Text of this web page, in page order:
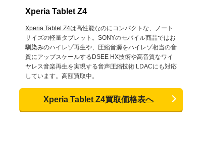
Xperia Tablet Z4
Xperia Tablet Z4は高性能なのにコンパクトな、ノート
サイズの軽量タブレット。SONYのモバイル商品ではお
馴染みのハイレゾ再生や、圧縮音源をハイレゾ相当の音
質にアップスケールするDSEE HX技術や高音質なワイ
ヤレス音楽再生を実現する音声圧縮技術 LDACにも対応
しています。高額買取中。
Xperia Tablet Z4買取価格表へ